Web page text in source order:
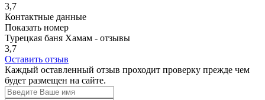
3,7
Контактные данные
Показать номер
Турецкая баня Хамам - отзывы
3,7
Оставить отзыв
Каждый оставленный отзыв проходит проверку прежде чем
будет размещен на сайте.